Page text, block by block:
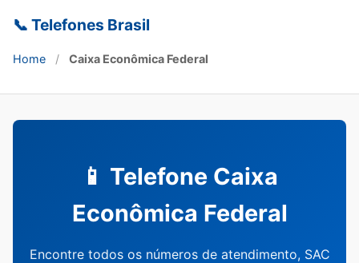
📞 Telefones Brasil
Home / Caixa Econômica Federal
📱 Telefone Caixa
Econômica Federal
Encontre todos os números de atendimento, SAC